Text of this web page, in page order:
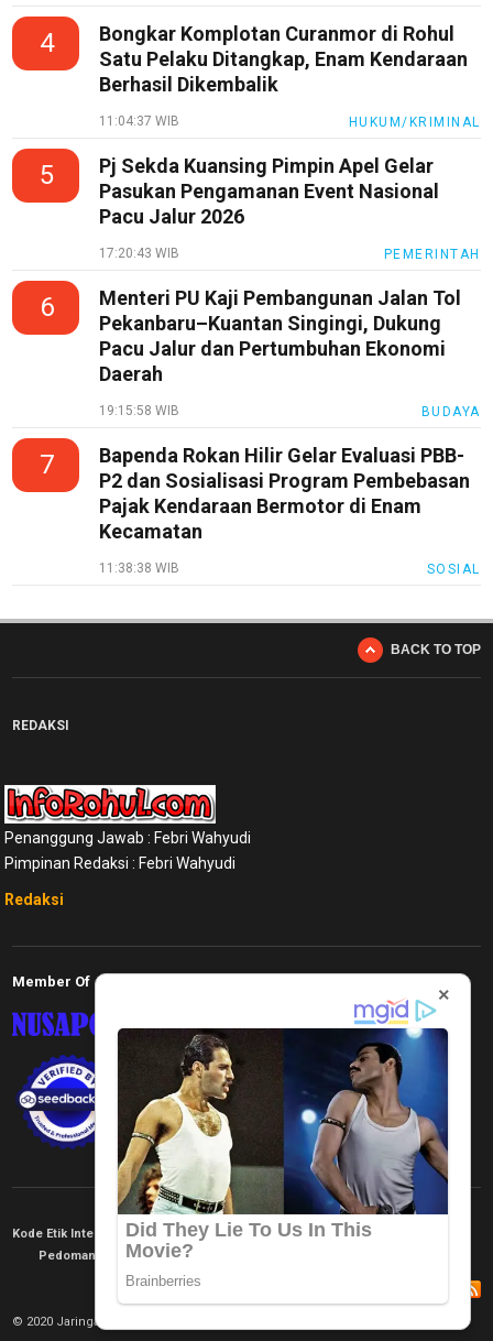
4
Bongkar Komplotan Curanmor di Rohul
Satu Pelaku Ditangkap, Enam Kendaraan
Berhasil Dikembalik
11:04:37 WIB HUKUM/KRIMINAL
5
Pj Sekda Kuansing Pimpin Apel Gelar
Pasukan Pengamanan Event Nasional
Pacu Jalur 2026
17:20:43 WIB PEMERINTAH
6
Menteri PU Kaji Pembangunan Jalan Tol
Pekanbaru–Kuantan Singingi, Dukung
Pacu Jalur dan Pertumbuhan Ekonomi
Daerah
19:15:58 WIB BUDAYA
7
Bapenda Rokan Hilir Gelar Evaluasi PBB-
P2 dan Sosialisasi Program Pembebasan
Pajak Kendaraan Bermotor di Enam
Kecamatan
11:38:38 WIB SOSIAL
BACK TO TOP
REDAKSI
Penanggung Jawab : Febri Wahyudi
Pimpinan Redaksi : Febri Wahyudi
Redaksi
Member Of
Kode Etik Internal KEJ Disclaimer
Tentang Kami
Pedoman Media Siber
© 2020 Jaringan Informasi. All rights reserved.
×